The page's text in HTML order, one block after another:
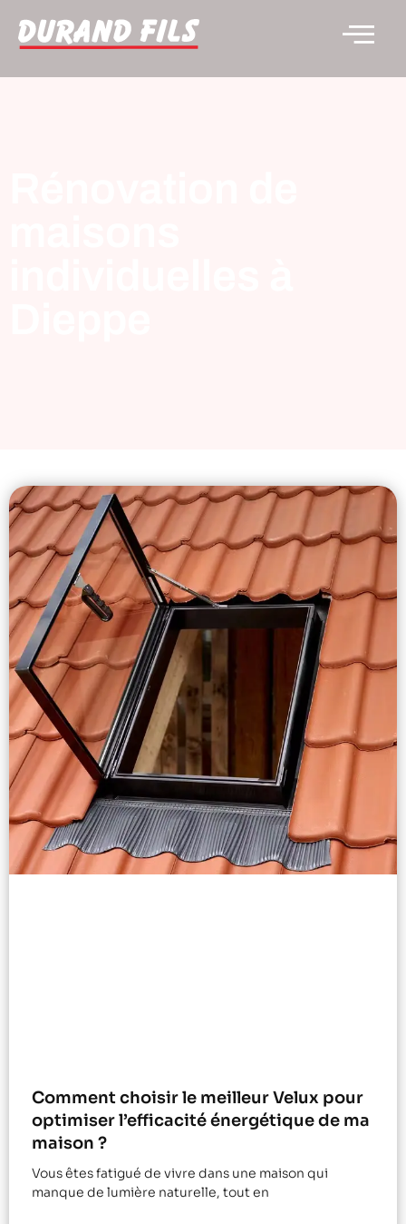
Comment choisir le meilleur Velux pour
optimiser l’efficacité énergétique de ma
maison ?
Vous êtes fatigué de vivre dans une maison qui
manque de lumière naturelle, tout en